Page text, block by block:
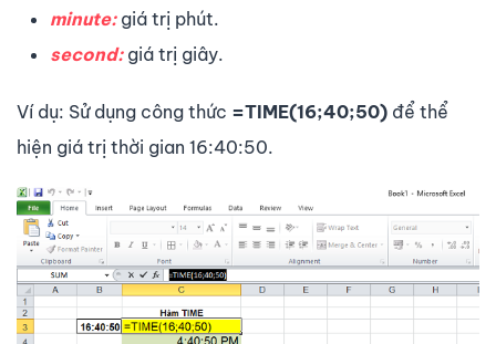
minute: giá trị phút.
second: giá trị giây.
Ví dụ: Sử dụng công thức =TIME(16;40;50) để thể
hiện giá trị thời gian 16:40:50.